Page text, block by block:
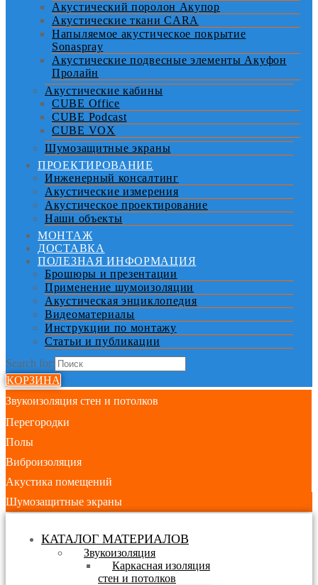
Акустический поролон Акупор
Акустические ткани CARA
Напыляемое акустическое покрытие
Sonaspray
Акустические подвесные элементы Акуфон
Пролайн
Акустические кабины
CUBE Office
CUBE Podcast
CUBE VOX
Шумозащитные экраны
ПРОЕКТИРОВАНИЕ
Инженерный консалтинг
Акустические измерения
Акустическое проектирование
Наши объекты
МОНТАЖ
ДОСТАВКА
ПОЛЕЗНАЯ ИНФОРМАЦИЯ
Брошюры и презентации
Применение шумоизоляции
Акустическая энциклопедия
Видеоматериалы
Инструкции по монтажу
Статьи и публикации
Search for:
КОРЗИНА
Звукоизоляция стен и потолков
Перегородки
Полы
Виброизоляция
Акустика помещений
Шумозащитные экраны
КАТАЛОГ МАТЕРИАЛОВ
Звукоизоляция
Каркасная изоляция
стен и потолков